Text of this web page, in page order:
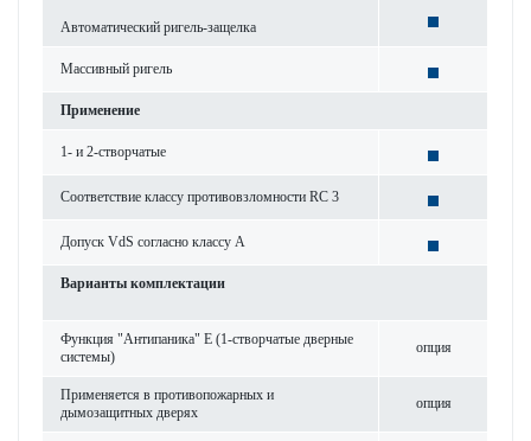
Автоматический ригель-защелка
Массивный ригель
Применение
1- и 2-створчатые
Соответствие классу противовзломности RC 3
Допуск VdS согласно классу А
Варианты комплектации
Функция "Антипаника" Е (1-створчатые дверные
системы)
опция
Применяется в противопожарных и
дымозащитных дверях
опция